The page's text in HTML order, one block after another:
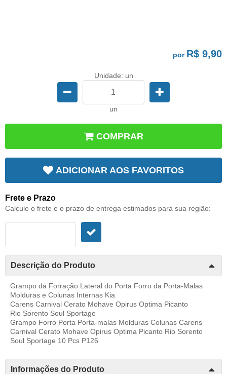
por R$ 9,90
Unidade: un
un
COMPRAR
ADICIONAR AOS FAVORITOS
Frete e Prazo
Calcule o frete e o prazo de entrega estimados para sua região:
Descrição do Produto
Grampo da Forração Lateral do Porta Forro da Porta-Malas
Molduras e Colunas Internas Kia
Carens Carnival Cerato Mohave Opirus Optima Picanto
Rio Sorento Soul Sportage
Grampo Forro Porta Porta-malas Molduras Colunas Carens
Carnival Cerato Mohave Opirus Optima Picanto Rio Sorento
Soul Sportage 10 Pcs P126
Informações do Produto